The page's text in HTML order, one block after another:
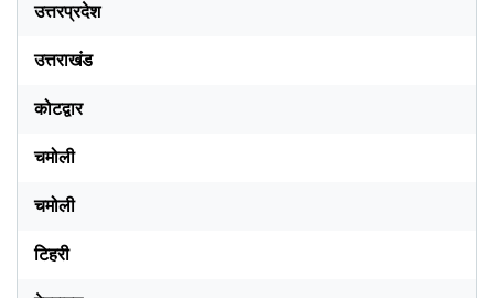
उत्तरप्रदेश
उत्तराखंड
कोटद्वार
चमोली
चमोली
टिहरी